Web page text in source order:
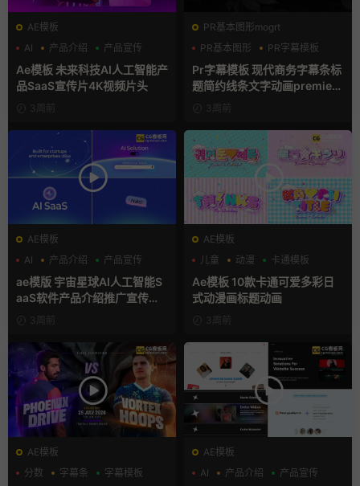
AE模板
AI
产品介绍 产品宣传
Ae模板 未来科技AI人工智能产
品SaaS宣传片4K视频片头
3周前
PR基本图形mogrt
PR基本图形
PR字幕模板
商务模板
Pr字幕模板 现代商务字幕条标
题简约线条文字动画premiere
模板3周前
AE模板
AI
产品介绍 产品宣传
ae模版 宇宙星球AI人工智能S
aaS软件产品介绍推广宣传片A
e模板
3周前
AE模板
儿童
动漫 卡通模板
Ae模板 10款卡通可爱多彩日
式动漫画标题动画
3周前
AE模板
分数
字幕条 字幕模板
AE模板
AI
产品介绍 产品宣传